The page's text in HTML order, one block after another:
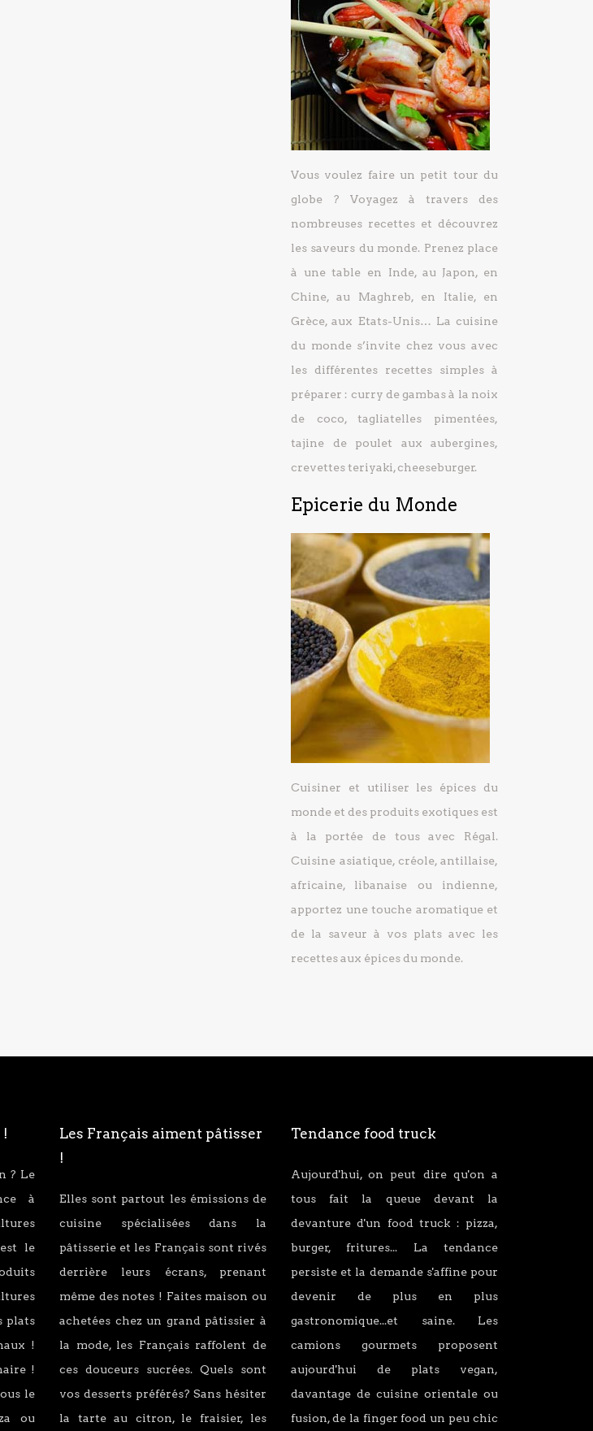
Vous voulez faire un petit tour du
globe ? Voyagez à travers des
nombreuses recettes et découvrez
les saveurs du monde. Prenez place
à une table en Inde, au Japon, en
Chine, au Maghreb, en Italie, en
Grèce, aux Etats-Unis… La cuisine
du monde s’invite chez vous avec
les différentes recettes simples à
préparer : curry de gambas à la noix
de coco, tagliatelles pimentées,
tajine de poulet aux aubergines,
crevettes teriyaki, cheeseburger.
Epicerie du Monde
Cuisiner et utiliser les épices du
monde et des produits exotiques est
à la portée de tous avec Régal.
Cuisine asiatique, créole, antillaise,
africaine, libanaise ou indienne,
apportez une touche aromatique et
de la saveur à vos plats avec les
recettes aux épices du monde.
? Le
à
le
plats
!
!
le
ou
Les Français aiment pâtisser
!
Elles sont partout les émissions de
cuisine spécialisées dans la
pâtisserie et les Français sont rivés
derrière leurs écrans, prenant
même des notes ! Faites maison ou
achetées chez un grand pâtissier à
la mode, les Français raffolent de
ces douceurs sucrées. Quels sont
vos desserts préférés? Sans hésiter
la tarte au citron, le fraisier, les
Tendance food truck
Aujourd'hui, on peut dire qu'on a
tous fait la queue devant la
devanture d'un food truck : pizza,
burger, fritures... La tendance
persiste et la demande s'affine pour
devenir de plus en plus
gastronomique...et saine. Les
camions gourmets proposent
aujourd'hui de plats vegan,
davantage de cuisine orientale ou
fusion, de la finger food un peu chic